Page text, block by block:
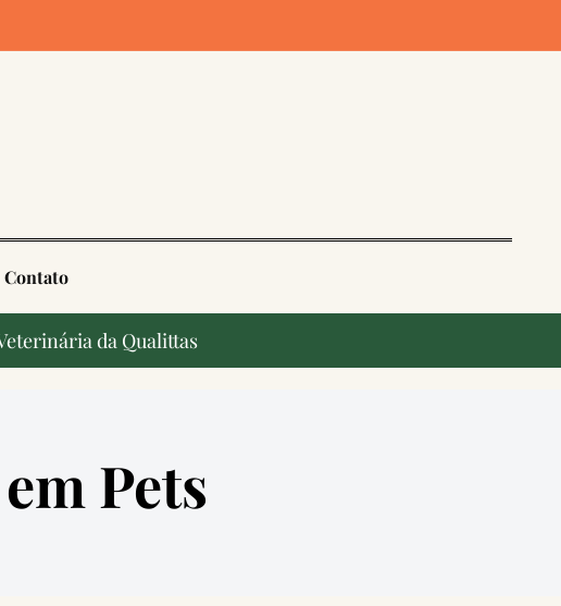
Contato
da Qualittas
Pets